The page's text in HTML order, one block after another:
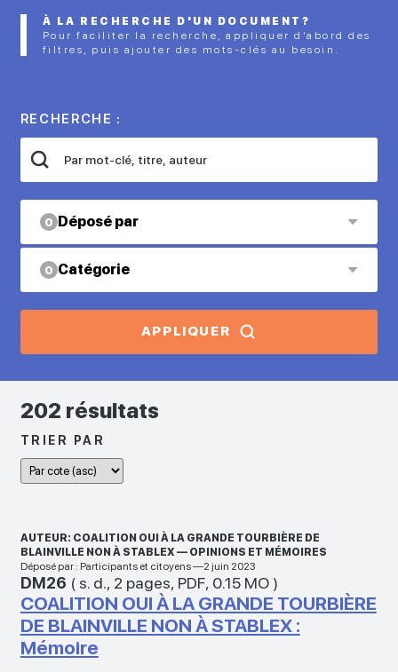
À LA RECHERCHE D'UN DOCUMENT?
Pour faciliter la recherche, appliquer d’abord des
filtres, puis ajouter des mots-clés au besoin.
RECHERCHE :
0 Déposé par
0 Catégorie
APPLIQUER
202 résultats
TRIER PAR
AUTEUR: COALITION OUI À LA GRANDE TOURBIÈRE DE
BLAINVILLE NON À STABLEX — OPINIONS ET MÉMOIRES
Déposé par : Participants et citoyens —2 juin 2023
DM26 ( s. d., 2 pages, PDF, 0.15 MO)
COALITION OUI À LA GRANDE TOURBIÈRE
DE BLAINVILLE NON À STABLEX :
Mémoire